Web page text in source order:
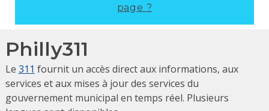
page ?
Philly311
Le 311 fournit un accès direct aux informations, aux
services et aux mises à jour des services du
gouvernement municipal en temps réel. Plusieurs